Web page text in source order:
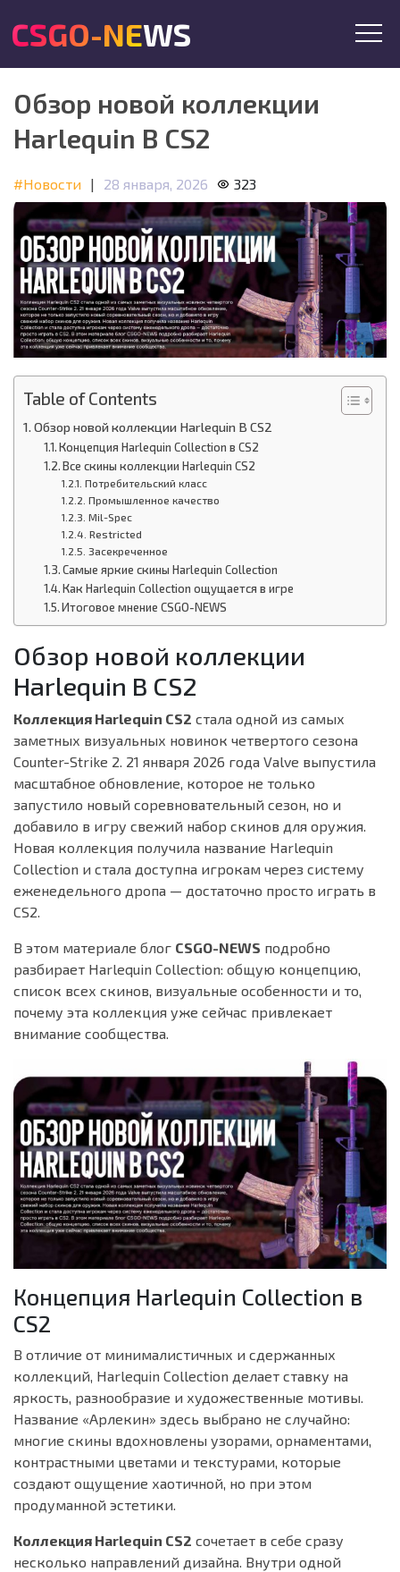
CSGO-NEWS
Обзор новой коллекции
Harlequin В CS2
#Новости | 28 января, 2026 323
Table of Contents
Обзор новой коллекции Harlequin В CS2
Концепция Harlequin Collection в CS2
Все скины коллекции Harlequin CS2
Потребительский класс
Промышленное качество
Mil-Spec
Restricted
Засекреченное
Самые яркие скины Harlequin Collection
Как Harlequin Collection ощущается в игре
Итоговое мнение CSGO-NEWS
Обзор новой коллекции
Harlequin В CS2
Коллекция Harlequin CS2 стала одной из самых
заметных визуальных новинок четвертого сезона
Counter-Strike 2. 21 января 2026 года Valve выпустила
масштабное обновление, которое не только
запустило новый соревновательный сезон, но и
добавило в игру свежий набор скинов для оружия.
Новая коллекция получила название Harlequin
Collection и стала доступна игрокам через систему
еженедельного дропа — достаточно просто играть в
CS2.
В этом материале блог CSGO-NEWS подробно
разбирает Harlequin Collection: общую концепцию,
список всех скинов, визуальные особенности и то,
почему эта коллекция уже сейчас привлекает
внимание сообщества.
Концепция Harlequin Collection в
CS2
В отличие от минималистичных и сдержанных
коллекций, Harlequin Collection делает ставку на
яркость, разнообразие и художественные мотивы.
Название «Арлекин» здесь выбрано не случайно:
многие скины вдохновлены узорами, орнаментами,
контрастными цветами и текстурами, которые
создают ощущение хаотичной, но при этом
продуманной эстетики.
Коллекция Harlequin CS2 сочетает в себе сразу
несколько направлений дизайна. Внутри одной